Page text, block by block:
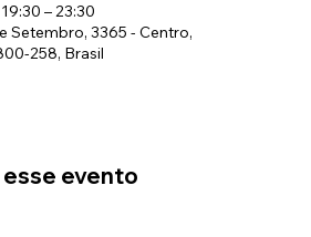
– 23:30
Setembro, 3365 - Centro,
258, Brasil
evento